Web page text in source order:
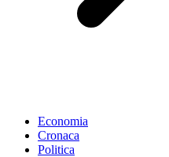
Economia
Cronaca
Politica